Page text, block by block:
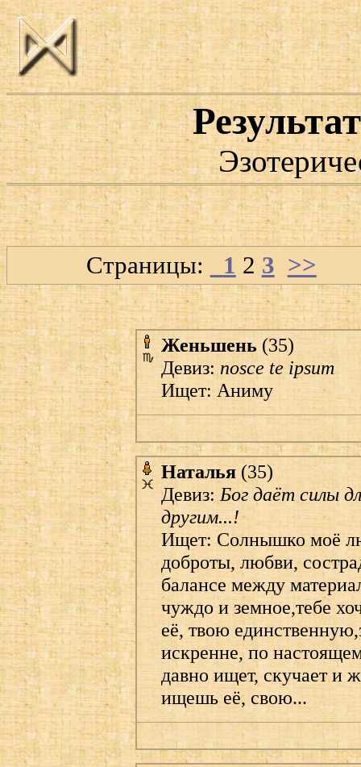
Страницы: 1 2 3 >>
Женьшень (35)
Девиз:nosce te ipsum
Ищет: Аниму
Наталья (35)
Девиз:Бог даёт силы
другим...!
Ищет: Солнышко моё
доброты, любви,
балансе между
чуждо и земное,тебе
её, твою
искренне, по
давно ищет, скучает и
ищешь её, свою...